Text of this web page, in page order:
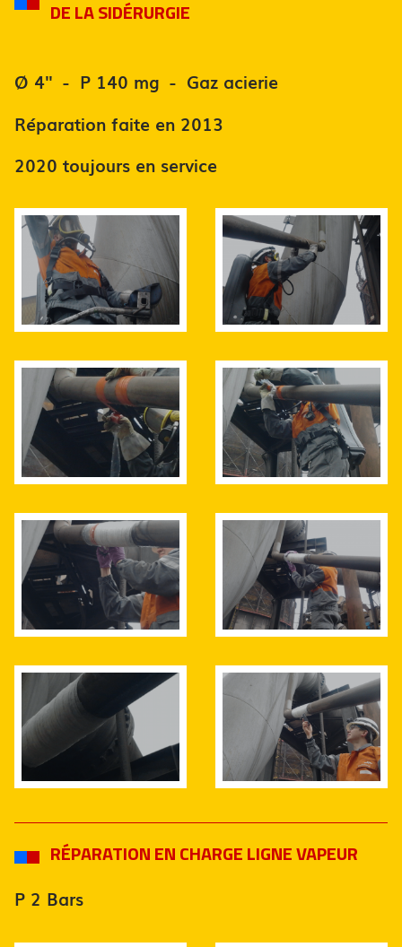
DE LA SIDÉRURGIE
Ø 4'' - P 140 mg - Gaz acierie
Réparation faite en 2013
2020 toujours en service
RÉPARATION EN CHARGE LIGNE VAPEUR
P 2 Bars